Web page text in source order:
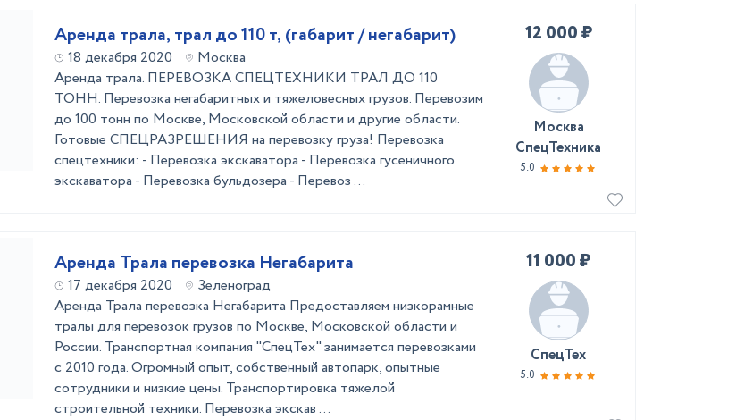
Аренда трала, трал до 110 т, (габарит / негабарит)
18 декабря 2020
Москва
Аренда трала. ПЕРЕВОЗКА СПЕЦТЕХНИКИ ТРАЛ ДО 110
ТОНН. Перевозка негабаритных и тяжеловесных грузов. Перевозим
до 100 тонн по Москве, Московской области и другие области.
Готовые СПЕЦРАЗРЕШЕНИЯ на перевозку груза! Перевозка
спецтехники: - Перевозка экскаватора - Перевозка гусеничного
экскаватора - Перевозка бульдозера - Перевоз ...
12 000 ₽
Москва
СпецТехника
5.0
Аренда Трала перевозка Негабарита
17 декабря 2020
Зеленоград
Аренда Трала перевозка Негабарита Предоставляем низкорамные
тралы для перевозок грузов по Москве, Московской области и
России. Транспортная компания "СпецТех" занимается перевозками
с 2010 года. Огромный опыт, собственный автопарк, опытные
сотрудники и низкие цены. Транспортировка тяжелой
строительной техники. Перевозка экскав ...
11 000 ₽
СпецТех
5.0